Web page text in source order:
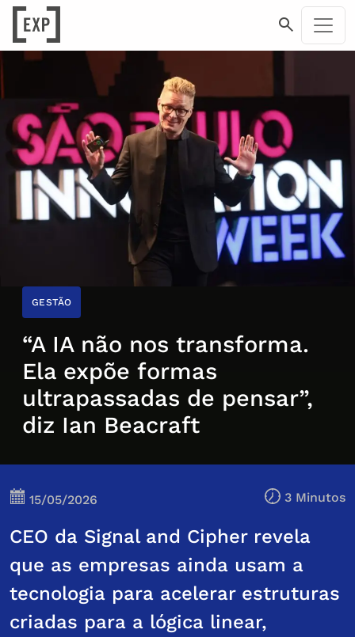
GESTÃO
“A IA não nos transforma.
Ela expõe formas
ultrapassadas de pensar”,
diz Ian Beacraft
15/05/2026 3 Minutos
CEO da Signal and Cipher revela
que as empresas ainda usam a
tecnologia para acelerar estruturas
criadas para a lógica linear,